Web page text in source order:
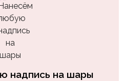
надпись на шары